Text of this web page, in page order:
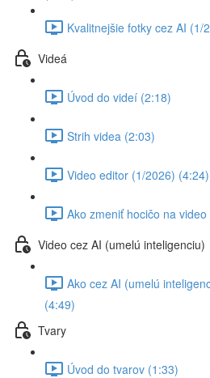
Kvalitnejšie fotky cez AI (1/
Videá
Úvod do videí (2:18)
Strih videa (2:03)
Video editor (1/2026) (4:24)
Ako zmeniť hocičo na
Video cez AI (umelú inteligenciu)
Ako cez AI (umelú
(4:49)
Tvary
Úvod do tvarov (1:33)